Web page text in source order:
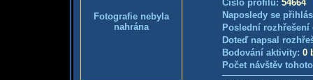
Fotografie nebyla
nahrána
Číslo profilu: 54664
Naposledy se
Poslední
Doteď napsal
Bodování aktivity: 0
Počet návštěv